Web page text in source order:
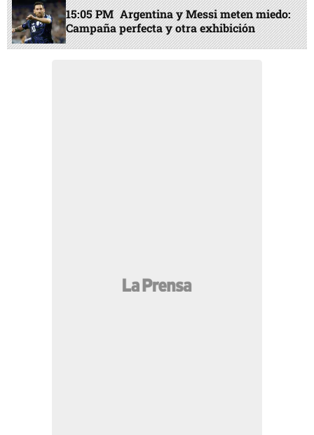
15:05 PM Argentina y Messi meten miedo:
Campaña perfecta y otra exhibición